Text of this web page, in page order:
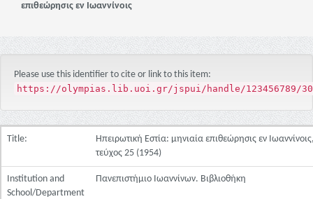
επιθεώρησις εν Ιωαννίνοις
Please use this identifier to cite or link to this item:
https://olympias.lib.uoi.gr/jspui/handle/123456789/
Title:
Ηπειρωτική Εστία: μηνιαία επιθεώρησις εν
τεύχος 25 (1954)
Institution and
School/Department
Πανεπιστήμιο Ιωαννίνων. Βιβλιοθήκη